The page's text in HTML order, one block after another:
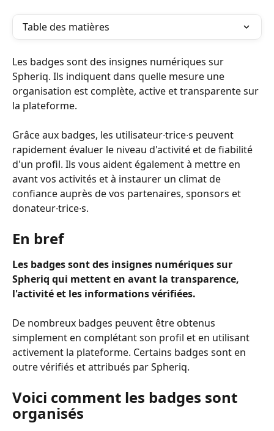
Table des matières
Les badges sont des insignes numériques sur
Spheriq. Ils indiquent dans quelle mesure une
organisation est complète, active et transparente sur
la plateforme.
Grâce aux badges, les utilisateur∙trice∙s peuvent
rapidement évaluer le niveau d'activité et de fiabilité
d'un profil. Ils vous aident également à mettre en
avant vos activités et à instaurer un climat de
confiance auprès de vos partenaires, sponsors et
donateur∙trice∙s.
En bref
Les badges sont des insignes numériques sur
Spheriq qui mettent en avant la transparence,
l'activité et les informations vérifiées.
De nombreux badges peuvent être obtenus
simplement en complétant son profil et en utilisant
activement la plateforme. Certains badges sont en
outre vérifiés et attribués par Spheriq.
Voici comment les badges sont
organisés